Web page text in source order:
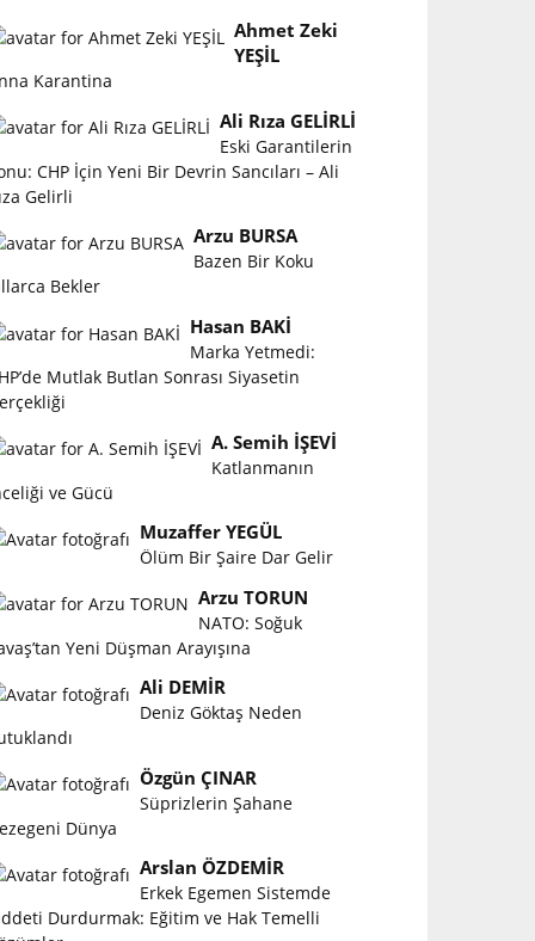
Ahmet Zeki
YEŞİL
Karantina
Ali Rıza GELİRLİ
Eski Garantilerin
CHP İçin Yeni Bir Devrin Sancıları – Ali
Gelirli
Arzu BURSA
Bazen Bir Koku
Bekler
Hasan BAKİ
Marka Yetmedi:
Mutlak Butlan Sonrası Siyasetin
A. Semih İŞEVİ
Katlanmanın
ve Gücü
Muzaffer YEGÜL
Ölüm Bir Şaire Dar Gelir
Arzu TORUN
NATO: Soğuk
Yeni Düşman Arayışına
Ali DEMİR
Deniz Göktaş Neden
Özgün ÇINAR
Süprizlerin Şahane
Dünya
Arslan ÖZDEMİR
Erkek Egemen Sistemde
Durdurmak: Eğitim ve Hak Temelli